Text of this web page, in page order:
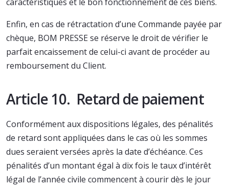
Enfin, en cas de rétractation d’une Commande payée par
chèque, BOM PRESSE se réserve le droit de vérifier le
parfait encaissement de celui-ci avant de procéder au
remboursement du Client.
Article 10. Retard de paiement
Conformément aux dispositions légales, des pénalités
de retard sont appliquées dans le cas où les sommes
dues seraient versées après la date d’échéance. Ces
pénalités d’un montant égal à dix fois le taux d’intérêt
légal de l’année civile commencent à courir dès le jour